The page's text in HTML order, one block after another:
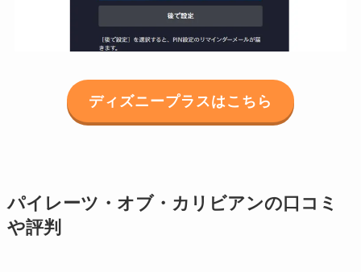
ディズニープラスはこちら
パイレーツ・オブ・カリビアンの口コミ
や評判